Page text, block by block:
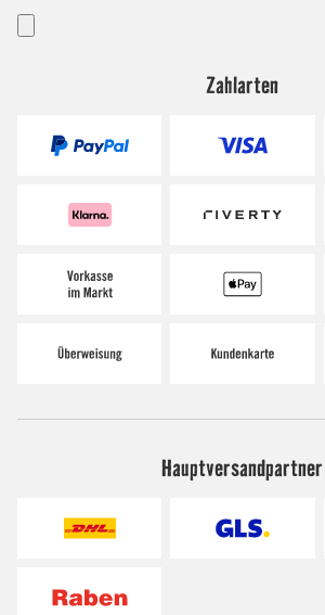
Zahlarten
Hauptversandpartner